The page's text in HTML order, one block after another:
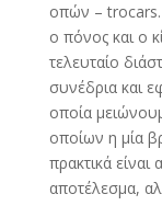
οπών – trocars.
ο πόνος και ο
τελευταίο
συνέδρια και
οποία
οποίων η μία
πρακτικά είναι
αποτέλεσμα,